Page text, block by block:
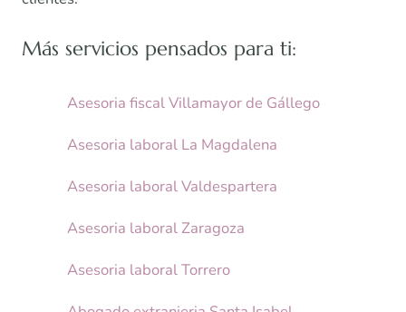
Más servicios pensados para ti:
Asesoria fiscal Villamayor de Gállego
Asesoria laboral La Magdalena
Asesoria laboral Valdespartera
Asesoria laboral Zaragoza
Asesoria laboral Torrero